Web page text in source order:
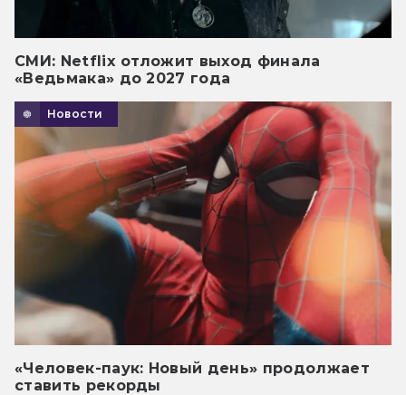
СМИ: Netflix отложит выход финала
«Ведьмака» до 2027 года
Новости
«Человек-паук: Новый день» продолжает
ставить рекорды